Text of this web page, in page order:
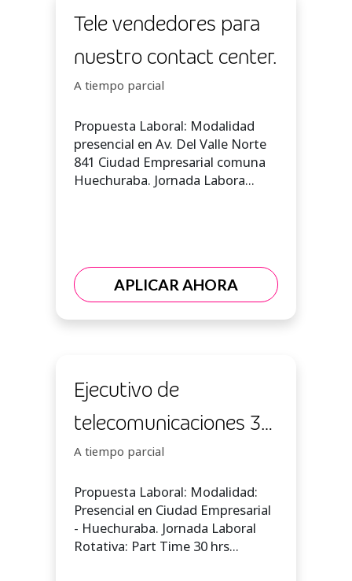
Tele vendedores para
nuestro contact center.
A tiempo parcial
Propuesta Laboral: Modalidad
presencial en Av. Del Valle Norte
841 Ciudad Empresarial comuna
Huechuraba. Jornada Labora...
APLICAR AHORA
Ejecutivo de
telecomunicaciones 30
hrs semanales -
Presencial En
Huechuraba $368.000
A tiempo parcial
Propuesta Laboral: Modalidad:
Presencial en Ciudad Empresarial
- Huechuraba. Jornada Laboral
Rotativa: Part Time 30 hrs...